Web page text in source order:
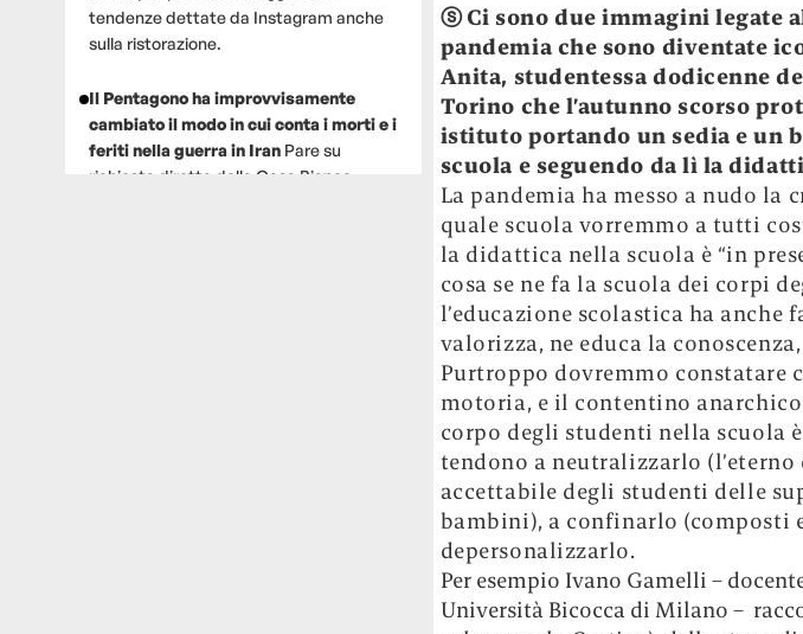
tendenze dettate da Instagram anche
sulla ristorazione.
Il Pentagono ha improvvisamente
cambiato il modo in cui conta i morti e i
feriti nella guerra in Iran Pare su
richiesta diretta dalla Casa Bianca.
ⓢCi sono due immagini legate
pandemia che sono diventate
Anita, studentessa dodicenne
Torino che l’autunno scorso
istituto portando un sedia e un
scuola e seguendo da lì la
La pandemia ha messo a nudo la
quale scuola vorremmo a tutti
la didattica nella scuola è “in
cosa se ne fa la scuola dei corpi
l’educazione scolastica ha
valorizza, ne educa la conoscenza,
Purtroppo dovremmo constatare
motoria, e il contentino
corpo degli studenti nella scuola
tendono a neutralizzarlo
accettabile degli studenti delle
bambini), a confinarlo (composti
depersonalizzarlo.
Per esempio Ivano Gamelli –
Università Bicocca di Milano –